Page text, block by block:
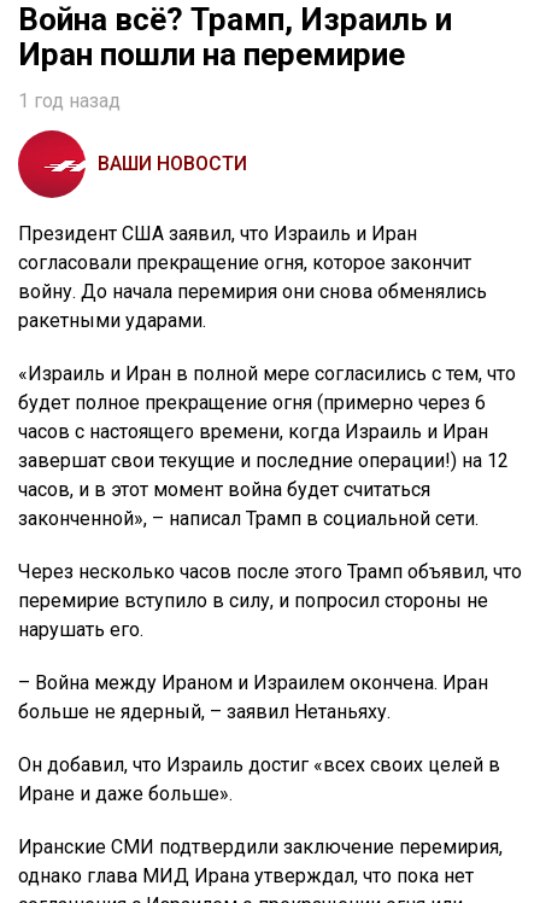
Война всё? Трамп, Израиль и
Иран пошли на перемирие
1 год назад
ВАШИ НОВОСТИ
Президент США заявил, что Израиль и Иран
согласовали прекращение огня, которое закончит
войну. До начала перемирия они снова обменялись
ракетными ударами.
«Израиль и Иран в полной мере согласились с тем, что
будет полное прекращение огня (примерно через 6
часов с настоящего времени, когда Израиль и Иран
завершат свои текущие и последние операции!) на 12
часов, и в этот момент война будет считаться
законченной», – написал Трамп в социальной сети.
Через несколько часов после этого Трамп объявил, что
перемирие вступило в силу, и попросил стороны не
нарушать его.
– Война между Ираном и Израилем окончена. Иран
больше не ядерный, – заявил Нетаньяху.
Он добавил, что Израиль достиг «всех своих целей в
Иране и даже больше».
Иранские СМИ подтвердили заключение перемирия,
однако глава МИД Ирана утверждал, что пока нет